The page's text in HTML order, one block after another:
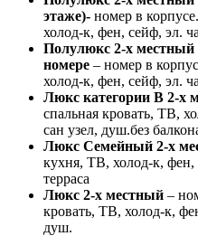
этаже)- номер в
холод-к, фен, сейф, эл.
Полулюкс 2-х местный
номере – номер в
холод-к, фен, сейф, эл.
Люкс категории В 2-х
спальная кровать, ТВ,
сан узел, душ.без
Люкс Семейный 2-х
кухня, ТВ, холод-к, фен,
терраса
Люкс 2-х местный –
кровать, ТВ, холод-к,
душ.